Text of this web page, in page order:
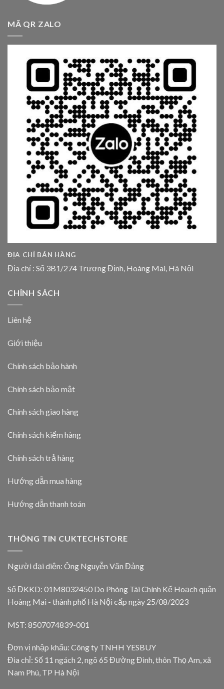
MÃ QR ZALO
ĐỊA CHỈ BÁN HÀNG
Địa chỉ : Số 3B1/274 Trương Định, Hoàng Mai, Hà Nội
CHÍNH SÁCH
Liên hệ
Giới thiệu
Chính sách bảo hành
Chính sách bảo mật
Chính sách giao hàng
Chính sách kiểm hàng
Chính sách trả hàng
Hướng dẫn mua hàng
Hướng dẫn thanh toán
THÔNG TIN CUKTECHSTORE
Người đại diện: Ông Nguyễn Văn Đảng
Số ĐKKD: 01M8032450 Do Phòng Tài Chính Kế Hoạch quận
Hoàng Mai - thành phố Hà Nội cấp ngày 25/08/2023
MST: 8507074839-001
Đơn vị nhập khẩu: Công ty TNHH YESBUY
Đia chỉ: Số 11 ngách 2, ngõ 65 Đường Đình, thôn Thọ Am, xã
Nam Phú, TP Hà Nội